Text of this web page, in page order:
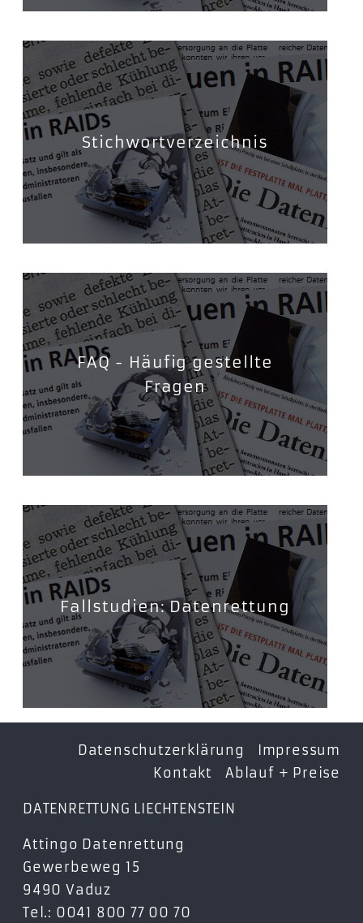
Stichwortverzeichnis
FAQ - Häufig gestellte
Fragen
Fallstudien: Datenrettung
Datenschutzerklärung
Impressum
Kontakt
Ablauf + Preise
DATENRETTUNG LIECHTENSTEIN
Attingo Datenrettung
Gewerbeweg 15
9490 Vaduz
Tel.: 0041 800 77 00 70